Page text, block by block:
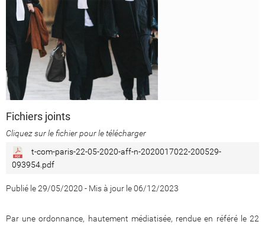
Fichiers joints
Cliquez sur le fichier pour le télécharger
t-com-paris-22-05-2020-aff-n-2020017022-200529-
093954.pdf
Publié le 29/05/2020 - Mis à jour le 06/12/2023
Par une ordonnance, hautement médiatisée, rendue en référé le 22